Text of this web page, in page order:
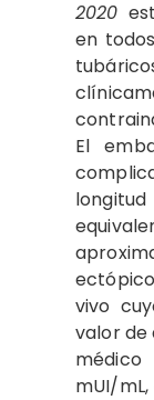
2020
en
El
vivo
valor de
mUI/